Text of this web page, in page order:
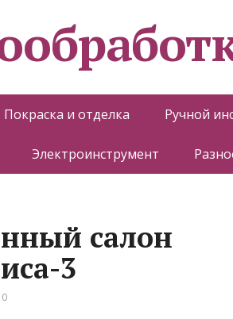
Покраска и отделка Ручной
Электроинструмент
салон
3